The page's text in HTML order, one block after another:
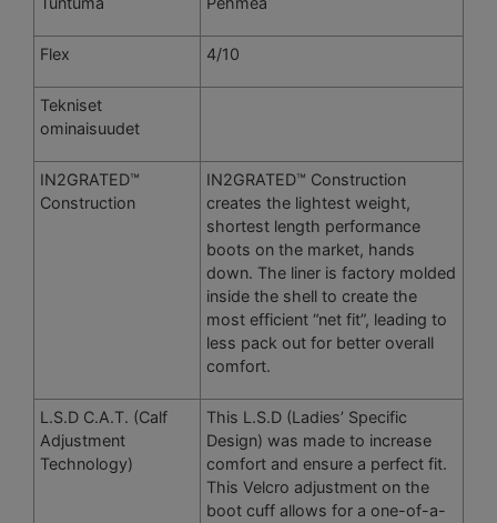
Flex 4/10
Tekniset
ominaisuudet
IN2GRATED™
Construction
IN2GRATED™ Construction
creates the lightest weight,
shortest length performance
boots on the market, hands
down. The liner is factory molded
inside the shell to create the
most efficient “net fit”, leading to
less pack out for better overall
comfort.
L.S.D C.A.T. (Calf
Adjustment
Technology)
This L.S.D (Ladies’ Specific
Design) was made to increase
comfort and ensure a perfect fit.
This Velcro adjustment on the
boot cuff allows for a one-of-a-